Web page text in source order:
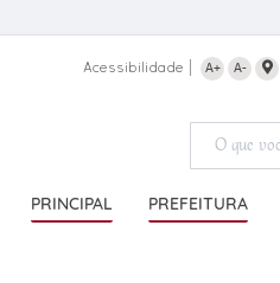
Acessibilidade A+ A-
PRINCIPAL PREFEITURA